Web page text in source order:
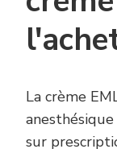
La crème
sur